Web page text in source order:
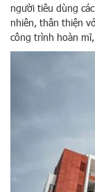
người tiêu dùng
nhiên, thân thiện
công trình hoàn